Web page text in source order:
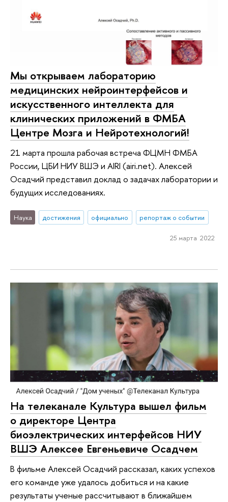
Мы открываем лабораторию
медицинских нейроинтерфейсов и
искусственного интеллекта для
клинических приложений в ФМБА
Центре Мозга и Нейротехнологий!
21 марта прошла рабочая встреча ФЦМН ФМБА
России, ЦБИ НИУ ВШЭ и AIRI (airi.net). Алексей
Осадчий представил доклад о задачах лаборатории и
будущих исследованиях.
Наука достижения официально репортаж о событии
25 марта 2022
На телеканале Культура вышел фильм
о директоре Центра
биоэлектрических интерфейсов НИУ
ВШЭ Алексее Евгеньевиче Осадчем
В фильме Алексей Осадчий рассказал, каких успехов
его команде уже удалось добиться и на какие
результаты ученые рассчитывают в ближайшем